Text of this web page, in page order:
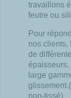
travaillons
feutre ou
Pour
nos clients,
de
épaisseurs,
large
non-tissé)